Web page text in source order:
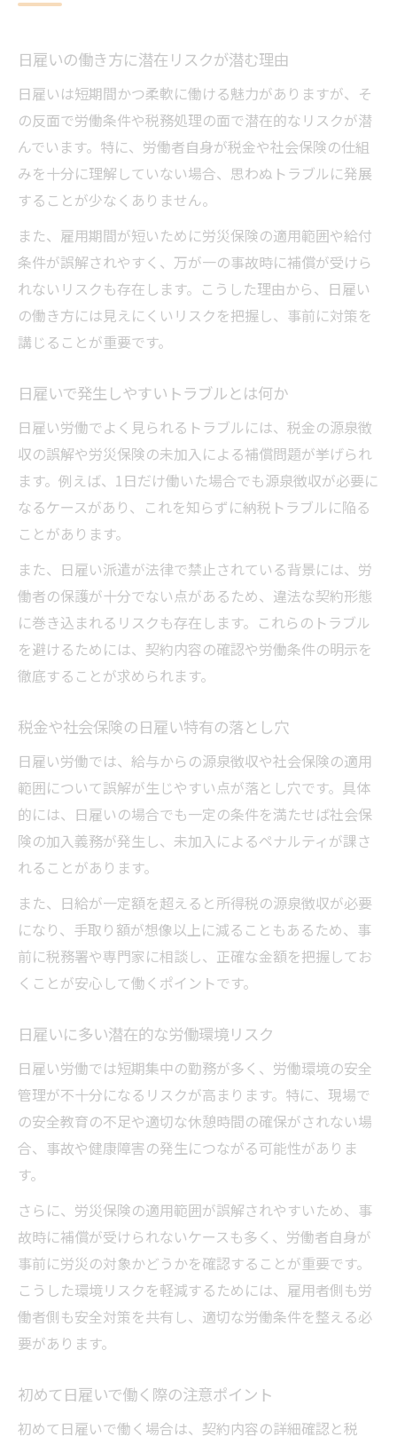
労働法に基づく日雇いの安全な働き方
源泉徴収のしくみを日雇いで理解する
日雇いにおける源泉徴収の仕組みを解説
日雇い給与の源泉徴収が発生する条件
1日だけ働いた場合の日雇い源泉徴収事情
日雇いの税金処理で困らないポイント
源泉徴収と日雇い手取り額の関係性
日雇い派遣の禁止理由を徹底解説
日雇い派遣が法律で禁止される背景
なぜ日雇い派遣は原則禁止なのか解説
過去の問題事例から学ぶ日雇い派遣
合法的な日雇いの働き方を選ぶポイント
労災保険が日雇いに適用される条件
日雇いにも労災保険が適用される仕組み
日雇い労働者が知るべき労災保険の条件
短期の日雇い勤務でも労災保険は有効か
労災保険申請時の日雇い特有の注意点
日雇い労働で守られるための保険知識
日雇い手取り計算のポイントと落とし穴
日雇いの手取り額を正確に計算する方法
日雇いバイトの手取りで損しないコツ
手取り計算で見落としがちな日雇い注意点
日雇い手取りを最大化するポイント
日雇いの働き方に潜在リスクが潜む理由
日雇いは短期間かつ柔軟に働ける魅力がありますが、そ
の反面で労働条件や税務処理の面で潜在的なリスクが潜
んでいます。特に、労働者自身が税金や社会保険の仕組
みを十分に理解していない場合、思わぬトラブルに発展
することが少なくありません。
また、雇用期間が短いために労災保険の適用範囲や給付
条件が誤解されやすく、万が一の事故時に補償が受けら
れないリスクも存在します。こうした理由から、日雇い
の働き方には見えにくいリスクを把握し、事前に対策を
講じることが重要です。
日雇いで発生しやすいトラブルとは何か
日雇い労働でよく見られるトラブルには、税金の源泉徴
収の誤解や労災保険の未加入による補償問題が挙げられ
ます。例えば、1日だけ働いた場合でも源泉徴収が必要に
なるケースがあり、これを知らずに納税トラブルに陥る
ことがあります。
また、日雇い派遣が法律で禁止されている背景には、労
働者の保護が十分でない点があるため、違法な契約形態
に巻き込まれるリスクも存在します。これらのトラブル
を避けるためには、契約内容の確認や労働条件の明示を
徹底することが求められます。
税金や社会保険の日雇い特有の落とし穴
日雇い労働では、給与からの源泉徴収や社会保険の適用
範囲について誤解が生じやすい点が落とし穴です。具体
的には、日雇いの場合でも一定の条件を満たせば社会保
険の加入義務が発生し、未加入によるペナルティが課さ
れることがあります。
また、日給が一定額を超えると所得税の源泉徴収が必要
になり、手取り額が想像以上に減ることもあるため、事
前に税務署や専門家に相談し、正確な金額を把握してお
くことが安心して働くポイントです。
日雇いに多い潜在的な労働環境リスク
日雇い労働では短期集中の勤務が多く、労働環境の安全
管理が不十分になるリスクが高まります。特に、現場で
の安全教育の不足や適切な休憩時間の確保がされない場
合、事故や健康障害の発生につながる可能性がありま
す。
さらに、労災保険の適用範囲が誤解されやすいため、事
故時に補償が受けられないケースも多く、労働者自身が
事前に労災の対象かどうかを確認することが重要です。
こうした環境リスクを軽減するためには、雇用者側も労
働者側も安全対策を共有し、適切な労働条件を整える必
要があります。
初めて日雇いで働く際の注意ポイント
初めて日雇いで働く場合は、契約内容の詳細確認と税